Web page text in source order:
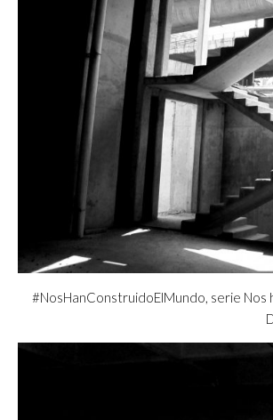
#NosHanConstruidoElMundo, serie Nos